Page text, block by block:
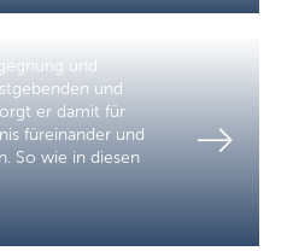
und
und
er damit für
füreinander und
So wie in diesen